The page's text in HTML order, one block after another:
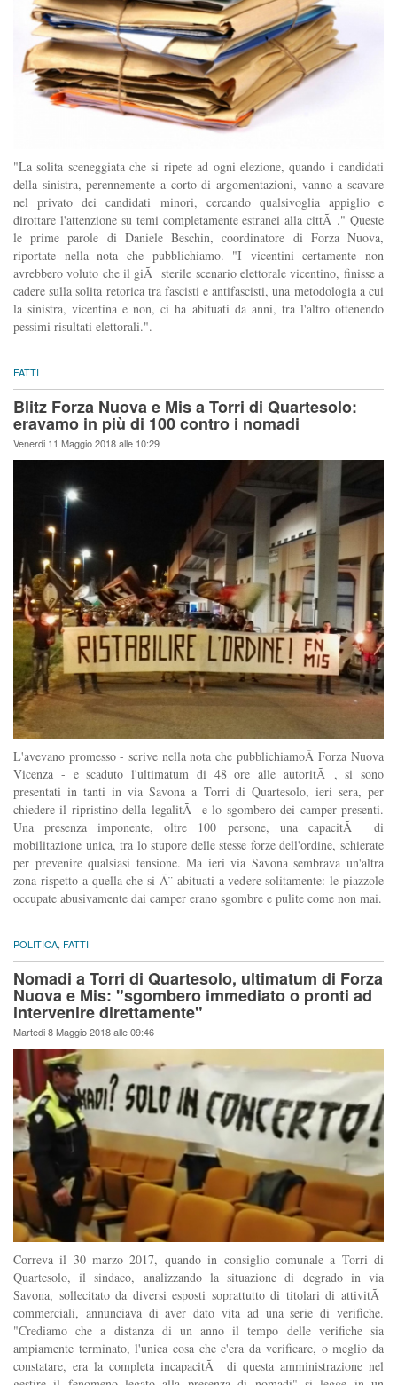
"La solita sceneggiata che si ripete ad ogni elezione, quando i candidati
della sinistra, perennemente a corto di argomentazioni, vanno a scavare
nel privato dei candidati minori, cercando qualsivoglia appiglio e
dirottare l'attenzione su temi completamente estranei alla cittÃ ." Queste
le prime parole di Daniele Beschin, coordinatore di Forza Nuova,
riportate nella nota che pubblichiamo. "I vicentini certamente non
avrebbero voluto che il giÃ sterile scenario elettorale vicentino, finisse a
cadere sulla solita retorica tra fascisti e antifascisti, una metodologia a cui
la sinistra, vicentina e non, ci ha abituati da anni, tra l'altro ottenendo
pessimi risultati elettorali.".
FATTI
Blitz Forza Nuova e Mis a Torri di Quartesolo:
eravamo in più di 100 contro i nomadi
Venerdi 11 Maggio 2018 alle 10:29
L'avevano promesso - scrive nella nota che pubblichiamoÂ Forza Nuova
Vicenza - e scaduto l'ultimatum di 48 ore alle autoritÃ , si sono
presentati in tanti in via Savona a Torri di Quartesolo, ieri sera, per
chiedere il ripristino della legalitÃ e lo sgombero dei camper presenti.
Una presenza imponente, oltre 100 persone, una capacitÃ di
mobilitazione unica, tra lo stupore delle stesse forze dell'ordine, schierate
per prevenire qualsiasi tensione. Ma ieri via Savona sembrava un'altra
zona rispetto a quella che si Ã¨ abituati a vedere solitamente: le piazzole
occupate abusivamente dai camper erano sgombre e pulite come non mai.
POLITICA FATTI
Nomadi a Torri di Quartesolo, ultimatum di Forza
Nuova e Mis: "sgombero immediato o pronti ad
intervenire direttamente"
Martedi 8 Maggio 2018 alle 09:46
Correva il 30 marzo 2017, quando in consiglio comunale a Torri di
Quartesolo, il sindaco, analizzando la situazione di degrado in via
Savona, sollecitato da diversi esposti soprattutto di titolari di attivitÃ
commerciali, annunciava di aver dato vita ad una serie di verifiche.
"Crediamo che a distanza di un anno il tempo delle verifiche sia
ampiamente terminato, l'unica cosa che c'era da verificare, o meglio da
constatare, era la completa incapacitÃ di questa amministrazione nel